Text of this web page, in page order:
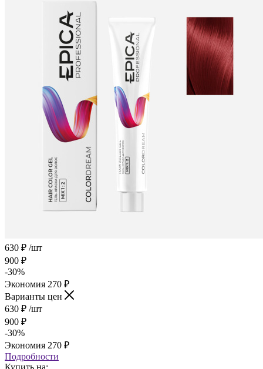
630 ₽ /шт
900 ₽
-30%
Экономия 270 ₽
Варианты цен
630 ₽ /шт
900 ₽
-30%
Экономия 270 ₽
Подробности
Купить на: